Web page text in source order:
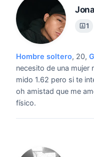
1
Hombre soltero, 20,
necesito de una mujer
mido 1.62 pero si te
oh amistad que me
físico.